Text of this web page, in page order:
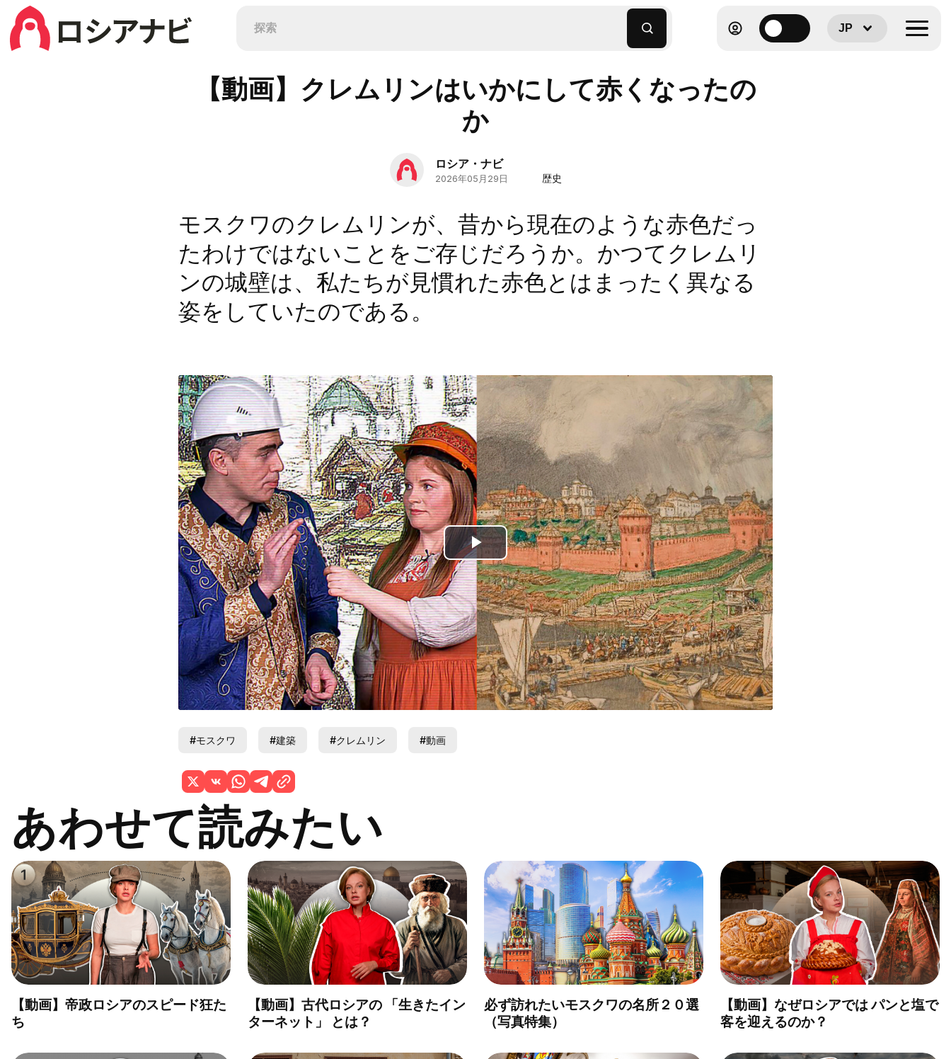
JP
【動画】クレムリンはいかにして赤くなったの
か
ロシア・ナビ
2026年05月29日 歴史
モスクワのクレムリンが、昔から現在のような赤色だっ
たわけではないことをご存じだろうか。かつてクレムリ
ンの城壁は、私たちが見慣れた赤色とはまったく異なる
姿をしていたのである。
Play
Video
#モスクワ #建築 #クレムリン #動画
あわせて読みたい
【動画】帝政ロシアのスピード狂た
ち
【動画】古代ロシアの 「生きたイン
ターネット」 とは？
必ず訪れたいモスクワの名所２０選
（写真特集）
【動画】なぜロシアでは パンと塩で
客を迎えるのか？